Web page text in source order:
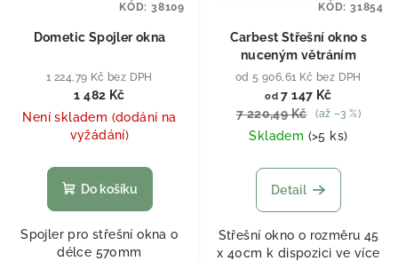
Dometic Spojler okna
1 224,79 Kč bez DPH
1 482 Kč
Není skladem (dodání na
vyžádání)
Do košíku
Spojler pro střešní okna o
délce 570mm
KÓD: 38109
Carbest Střešní okno s
nuceným větráním
od 5 906,61 Kč bez DPH
od 7 147 Kč
7 220,49 Kč
(až –3 %)
Skladem (>5 ks)
Detail
Střešní okno o rozměru 45
x 40cm k dispozici ve více
KÓD: 31854